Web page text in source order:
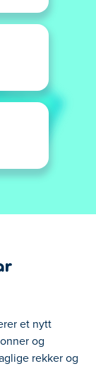
et nytt
og
rekker og